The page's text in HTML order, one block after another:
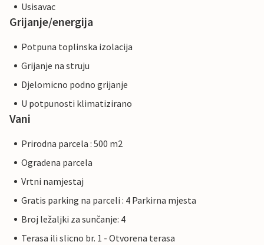
Usisavac
Grijanje/energija
Potpuna toplinska izolacija
Grijanje na struju
Djelomicno podno grijanje
U potpunosti klimatizirano
Vani
Prirodna parcela : 500 m2
Ogradena parcela
Vrtni namjestaj
Gratis parking na parceli : 4 Parkirna mjesta
Broj ležaljki za sunčanje: 4
Terasa ili slicno br. 1 - Otvorena terasa